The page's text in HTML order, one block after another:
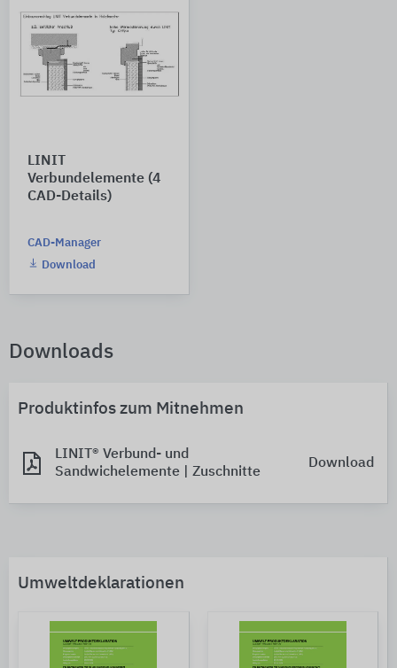
LINIT
Verbundelemente (4
CAD-Details)
CAD-Manager
Download
Downloads
Produktinfos zum Mitnehmen
LINIT® Verbund- und
Sandwichelemente | Zuschnitte
Download
Umweltdeklarationen